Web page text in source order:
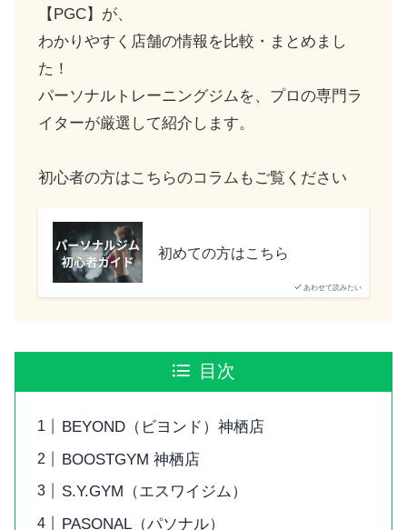
【PGC】が、
わかりやすく店舗の情報を比較・まとめまし
た！
パーソナルトレーニングジムを、プロの専門ラ
イターが厳選して紹介します。
初心者の方はこちらのコラムもご覧ください
あわせて読みたい
初めての方はこちら
目次
BEYOND（ビヨンド）神栖店
BOOSTGYM 神栖店
S.Y.GYM（エスワイジム）
PASONAL（パソナル）